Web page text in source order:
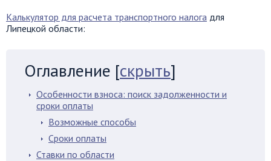
Калькулятор для расчета транспортного налога для
Липецкой области:
Оглавление [скрыть]
Особенности взноса: поиск задолженности и
сроки оплаты
Возможные способы
Сроки оплаты
Ставки по области